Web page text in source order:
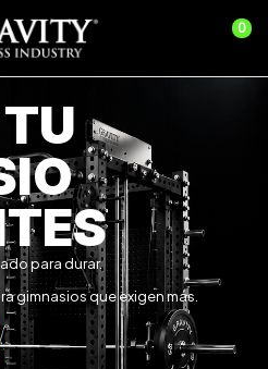
0
para durar.
gimnasios que exigen más.